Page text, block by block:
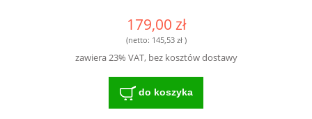
179,00 zł
(netto: 145,53 zł)
zawiera 23% VAT, bez kosztów dostawy
do koszyka